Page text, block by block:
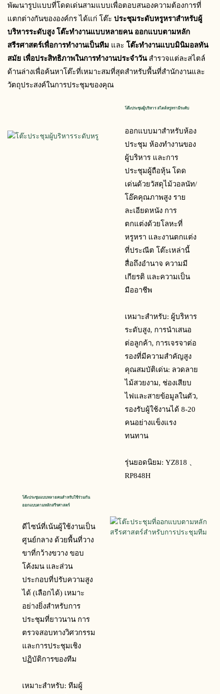
พัฒนารูปแบบที่โดดเด่นสามแบบเพื่อตอบสนองความต้องการที่
แตกต่างกันขององค์กร ได้แก่ โต๊ะ ประชุมระดับหรูหราสำหรับผู้
บริหารระดับสูง โต๊ะทำงานแบบหลายคน ออกแบบตามหลัก
สรีรศาสตร์เพื่อการทำงานเป็นทีม และ โต๊ะทำงานแบบมินิมอลทัน
สมัย ​​เพื่อประสิทธิภาพในการทำงานประจำวัน สำรวจแต่ละสไตล์
ด้านล่างเพื่อค้นหาโต๊ะที่เหมาะสมที่สุดสำหรับพื้นที่สำนักงานและ
วัตถุประสงค์ในการประชุมของคุณ
โต๊ะประชุมผู้บริหาร สไตล์หรูหรามีระดับ
ออกแบบมาสำหรับห้อง
ประชุม ห้องทำงานของ
ผู้บริหาร และการ
ประชุมผู้ถือหุ้น โดด
เด่นด้วยวัสดุไม้วอลนัท/
โอ๊คคุณภาพสูง ราย
ละเอียดหนัง การ
ตกแต่งด้วยโลหะที่
หรูหรา และงานตกแต่ง
ที่ประณีต โต๊ะเหล่านี้
สื่อถึงอำนาจ ความมี
เกียรติ และความเป็น
มืออาชีพ
เหมาะสำหรับ: ผู้บริหาร
ระดับสูง, การนำเสนอ
ต่อลูกค้า, การเจรจาต่อ
รองที่มีความสำคัญสูง
คุณสมบัติเด่น: ลวดลาย
ไม้สวยงาม, ช่องเสียบ
ไฟและสายข้อมูลในตัว,
รองรับผู้ใช้งานได้ 8-20
คนอย่างแข็งแรง
ทนทาน
รุ่นยอดนิยม: YZ818 、
RP848H
โต๊ะประชุมแบบหลายคนสำหรับใช้ร่วมกัน
ออกแบบตามหลักสรีรศาสตร์
ดีไซน์ที่เน้นผู้ใช้งานเป็น
ศูนย์กลาง ด้วยพื้นที่วาง
ขาที่กว้างขวาง ขอบ
โค้งมน และส่วน
ประกอบที่ปรับความสูง
ได้ (เลือกได้) เหมาะ
อย่างยิ่งสำหรับการ
ประชุมที่ยาวนาน การ
ตรวจสอบทางวิศวกรรม
และการประชุมเชิง
ปฏิบัติการของทีม
เหมาะสำหรับ: ทีมผู้